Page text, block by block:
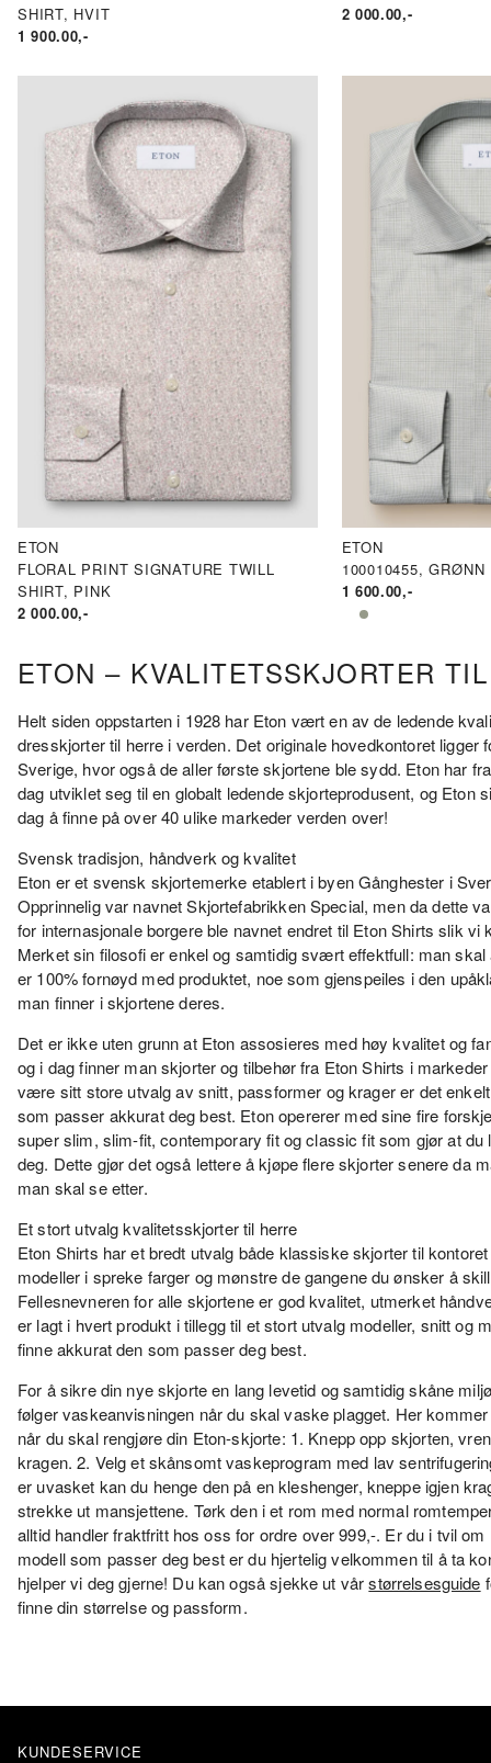
SHIRT, HVIT
1 900.00,-
2 000.00,-
ETON
FLORAL PRINT SIGNATURE TWILL
SHIRT, PINK
2 000.00,-
ETON
100010455, GRØNN
1 600.00,-
ETON – KVALITETSSKJORTER
Helt siden oppstarten i 1928 har Eton vært en av de ledende
dresskjorter til herre i verden. Det originale hovedkontoret ligger
Sverige, hvor også de aller første skjortene ble sydd. Eton har
dag utviklet seg til en globalt ledende skjorteprodusent, og Eton
dag å finne på over 40 ulike markeder verden over!
Svensk tradisjon, håndverk og kvalitet
Eton er et svensk skjortemerke etablert i byen Gånghester i
Opprinnelig var navnet Skjortefabrikken Special, men da dette
for internasjonale borgere ble navnet endret til Eton Shirts slik vi
Merket sin filosofi er enkel og samtidig svært effektfull: man skal
er 100% fornøyd med produktet, noe som gjenspeiles i den
man finner i skjortene deres.
Det er ikke uten grunn at Eton assosieres med høy kvalitet og
og i dag finner man skjorter og tilbehør fra Eton Shirts i
være sitt store utvalg av snitt, passformer og krager er det
som passer akkurat deg best. Eton opererer med sine fire
super slim, slim-fit, contemporary fit og classic fit som gjør at du
deg. Dette gjør det også lettere å kjøpe flere skjorter senere da
man skal se etter.
Et stort utvalg kvalitetsskjorter til herre
Eton Shirts har et bredt utvalg både klassiske skjorter til
modeller i spreke farger og mønstre de gangene du ønsker å
Fellesnevneren for alle skjortene er god kvalitet, utmerket
er lagt i hvert produkt i tillegg til et stort utvalg modeller, snitt og
finne akkurat den som passer deg best.
For å sikre din nye skjorte en lang levetid og samtidig skåne
følger vaskeanvisningen når du skal vaske plagget. Her
når du skal rengjøre din Eton-skjorte: 1. Knepp opp skjorten,
kragen. 2. Velg et skånsomt vaskeprogram med lav
er uvasket kan du henge den på en kleshenger, kneppe igjen
strekke ut mansjettene. Tørk den i et rom med normal
alltid handler fraktfritt hos oss for ordre over 999,-. Er du i tvil
modell som passer deg best er du hjertelig velkommen til å ta
hjelper vi deg gjerne! Du kan også sjekke ut vårstørrelsesguide
finne din størrelse og passform.
KUNDESERVICE